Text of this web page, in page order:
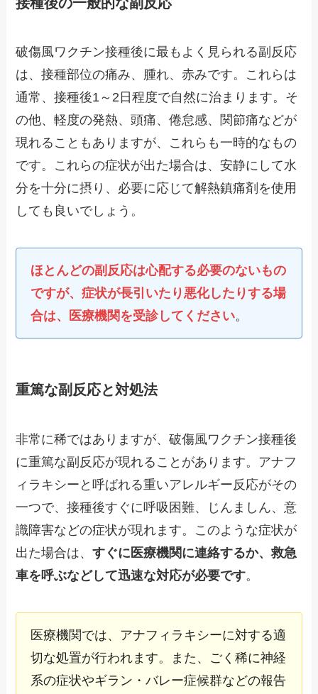
破傷風ワクチン接種後に最もよく見られる副反応
は、接種部位の痛み、腫れ、赤みです。これらは
通常、接種後1～2日程度で自然に治まります。そ
の他、軽度の発熱、頭痛、倦怠感、関節痛などが
現れることもありますが、これらも一時的なもの
です。これらの症状が出た場合は、安静にして水
分を十分に摂り、必要に応じて解熱鎮痛剤を使用
しても良いでしょう。
ほとんどの副反応は心配する必要のないもの
ですが、症状が長引いたり悪化したりする場
合は、医療機関を受診してください。
重篤な副反応と対処法
非常に稀ではありますが、破傷風ワクチン接種後
に重篤な副反応が現れることがあります。アナフ
ィラキシーと呼ばれる重いアレルギー反応がその
一つで、接種後すぐに呼吸困難、じんましん、意
識障害などの症状が現れます。このような症状が
出た場合は、すぐに医療機関に連絡するか、救急
車を呼ぶなどして迅速な対応が必要です。
医療機関では、アナフィラキシーに対する適
切な処置が行われます。また、ごく稀に神経
系の症状やギラン・バレー症候群などの報告